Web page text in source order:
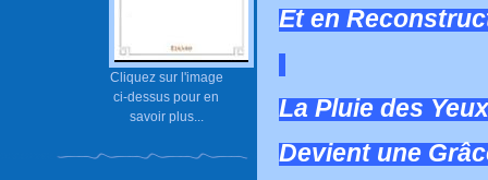
Cliquez sur l'image
ci-dessus pour en
savoir plus...
Et en
La Pluie des Yeux
Devient une